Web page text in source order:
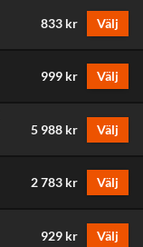
833 kr Välj
999 kr Välj
5 988 kr Välj
2 783 kr Välj
929 kr Välj